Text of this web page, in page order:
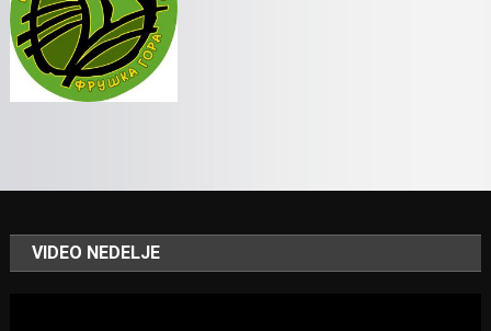
VIDEO NEDELJE